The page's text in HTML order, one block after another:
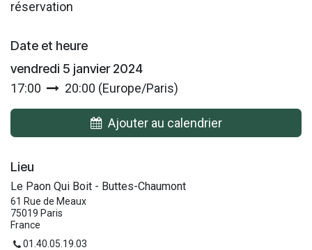
réservation
Date et heure
vendredi 5 janvier 2024
17:00
20:00 (Europe/Paris)
Ajouter au calendrier
Lieu
Le Paon Qui Boit - Buttes-Chaumont
61 Rue de Meaux
75019 Paris
France
01.40.05.19.03